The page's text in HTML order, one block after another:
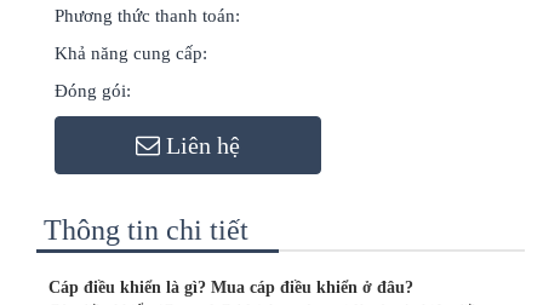
Phương thức thanh toán:
Khả năng cung cấp:
Đóng gói:
Liên hệ
Thông tin chi tiết
Cáp điều khiển là gì? Mua cáp điều khiển ở đâu?